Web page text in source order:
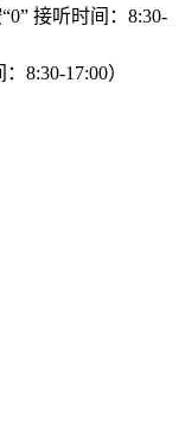
接听时间：8:30-
8:30-17:00）